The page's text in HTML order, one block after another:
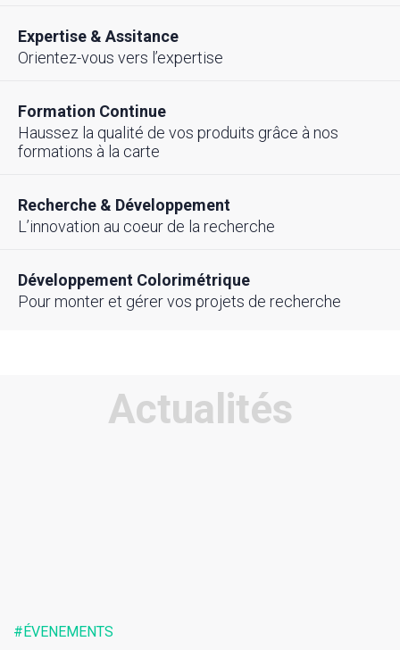
Expertise & Assitance
Orientez-vous vers l’expertise
Formation Continue
Haussez la qualité de vos produits grâce à nos
formations à la carte
Recherche & Développement
L’innovation au coeur de la recherche
Développement Colorimétrique
Pour monter et gérer vos projets de recherche
Actualités
#ÉVENEMENTS